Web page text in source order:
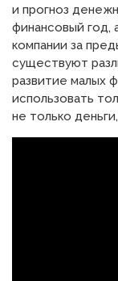
и прогноз
финансовый год,
компании за
существуют
развитие малых
использовать
не только